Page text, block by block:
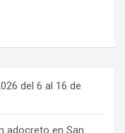
del 6 al 16 de
adocreto en San